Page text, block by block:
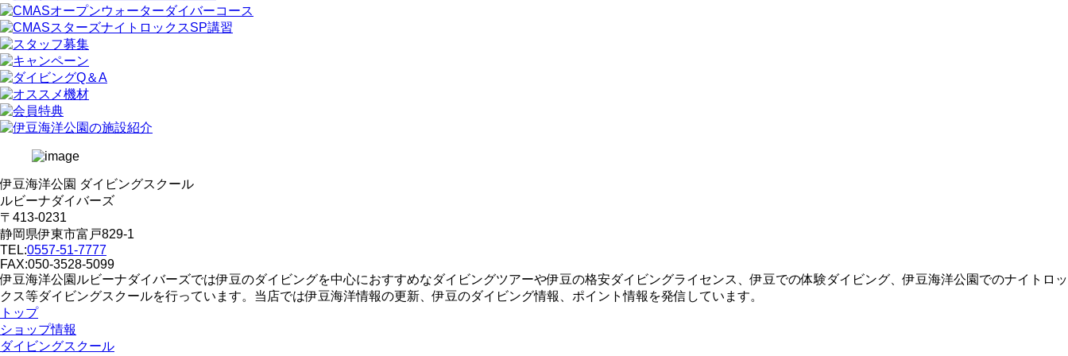
伊豆海洋公園 ダイビングスクール
ルビーナダイバーズ
〒413-0231
静岡県伊東市富戸829-1
TEL:0557-51-7777
FAX:050-3528-5099
伊豆海洋公園ルビーナダイバーズでは伊豆のダイビングを中心におすすめなダイビングツアーや伊豆の格安ダイビングライセンス、伊豆での体験ダイビング、伊豆海洋公園でのナイトロッ
クス等ダイビングスクールを行っています。当店では伊豆海洋情報の更新、伊豆のダイビング情報、ポイント情報を発信しています。
トップ
ショップ情報
ダイビングスクール